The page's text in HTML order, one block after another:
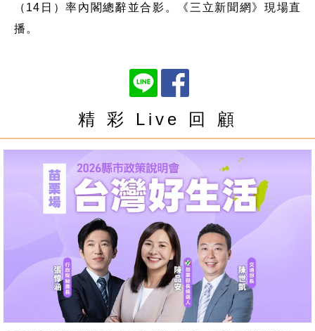
（14日）率內閣總辭並合影。《三立新聞網》現場直
播。
精 彩 Live 回 顧